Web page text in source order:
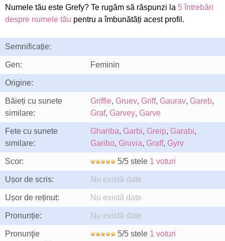
Numele tău este Grefy? Te rugăm să răspunzi la 5 întrebări
despre numele tău pentru a îmbunătăți acest profil.
Semnificație:
Gen: Feminin
Origine:
Băieți cu sunete
similare:
Griffie, Gruev, Griff, Gaurav, Gareb,
Graf, Garvey, Garve
Fete cu sunete
similare:
Ghariba, Garbi, Greip, Garabi,
Garibo, Gruvia, Graff, Gyrv
Scor: 5/5 stele 1 voturi
Ușor de scris: Nu există date
Ușor de reținut: Nu există date
Pronunție: Nu există date
Pronunţie
5/5 stele 1 voturi